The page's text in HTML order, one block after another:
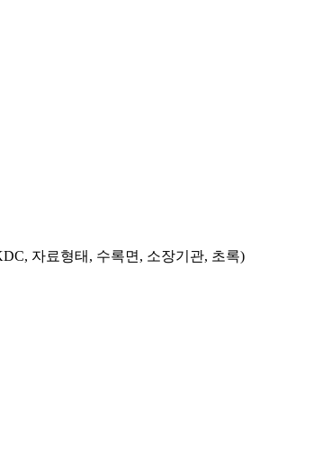
자료형태, 수록면, 소장기관, 초록)